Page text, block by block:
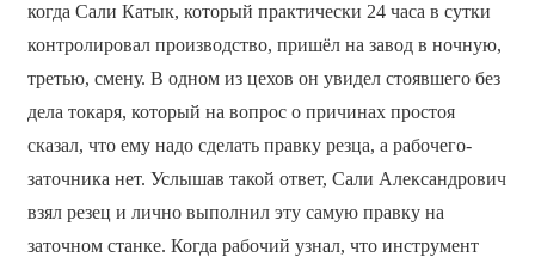
когда Сали Катык, который практически 24 часа в сутки
контролировал производство, пришёл на завод в ночную,
третью, смену. В одном из цехов он увидел стоявшего без
дела токаря, который на вопрос о причинах простоя
сказал, что ему надо сделать правку резца, а рабочего-
заточника нет. Услышав такой ответ, Сали Александрович
взял резец и лично выполнил эту самую правку на
заточном станке. Когда рабочий узнал, что инструмент